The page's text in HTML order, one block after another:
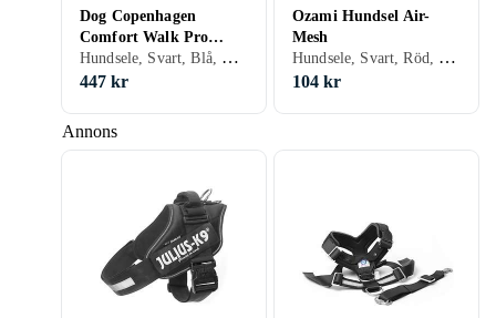
Annons
Dog Copenhagen
Comfort Walk Pro
Harness XS
Hundsele, Svart, Blå, Röd, Orange, Grön, Rosa, Lila, Hundar
447 kr
Ozami Hundsel Air-
Mesh
Hundsele, Svart, Röd, Orange, Rosa, Hundar
104 kr